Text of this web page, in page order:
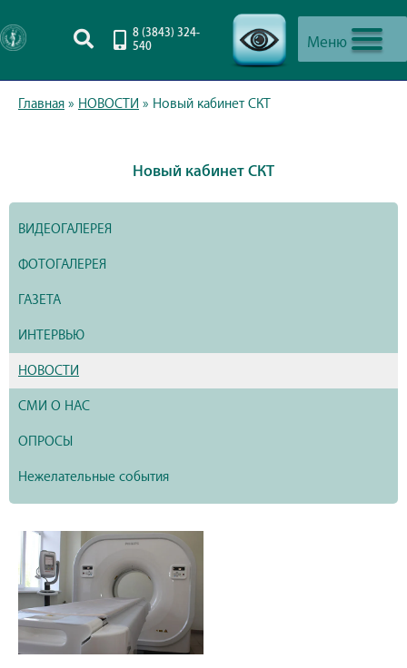
Меню
8 (3843) 324-
540
Главная » НОВОСТИ » Новый кабинет СКТ
Новый кабинет СКТ
ВИДЕОГАЛЕРЕЯ
ФОТОГАЛЕРЕЯ
ГАЗЕТА
ИНТЕРВЬЮ
НОВОСТИ
СМИ О НАС
ОПРОСЫ
Нежелательные события